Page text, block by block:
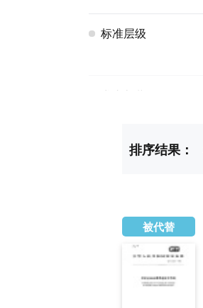
标准层级
发布年代
排序结果：
被代替